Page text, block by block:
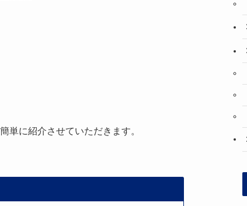
単に紹介させていただきます。